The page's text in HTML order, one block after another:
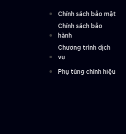
Chính sách bảo mật
Chính sách bảo
hành
Chương trình dịch
vụ
Phụ tùng chính hiệu